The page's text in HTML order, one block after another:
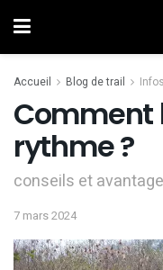
Accueil Blog de trail
Comment
rythme ?
conseils et
7 mars 2024